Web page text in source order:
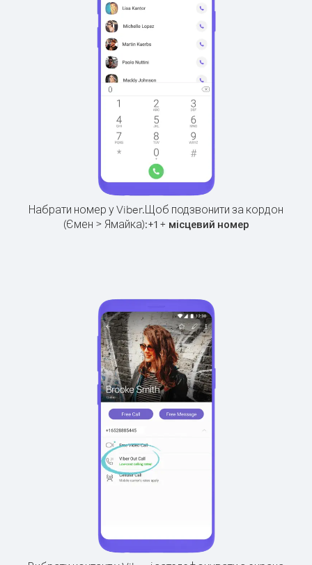
Набрати номер у Viber.Щоб подзвонити за кордон
(Ємен > Ямайка):+1+ місцевий номер